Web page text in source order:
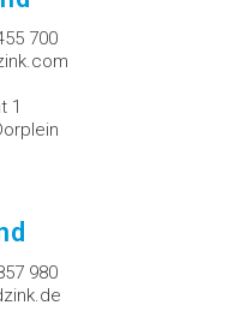
700
1
980